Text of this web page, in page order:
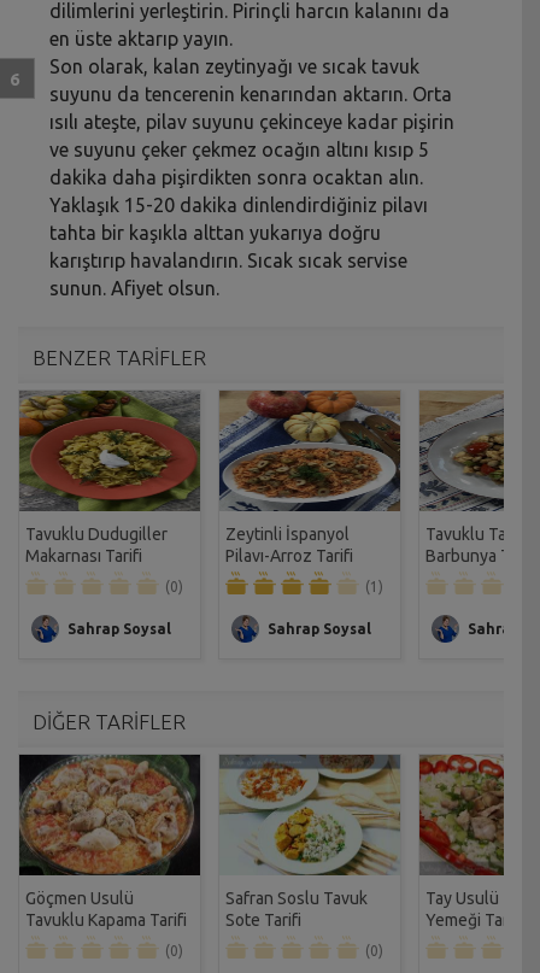
dilimlerini yerleştirin. Pirinçli harcın kalanını da
en üste aktarıp yayın.
Son olarak, kalan zeytinyağı ve sıcak tavuk
suyunu da tencerenin kenarından aktarın. Orta
ısılı ateşte, pilav suyunu çekinceye kadar pişirin
ve suyunu çeker çekmez ocağın altını kısıp 5
dakika daha pişirdikten sonra ocaktan alın.
Yaklaşık 15-20 dakika dinlendirdiğiniz pilavı
tahta bir kaşıkla alttan yukarıya doğru
karıştırıp havalandırın. Sıcak sıcak servise
sunun. Afiyet olsun.
BENZER TARİFLER
Tavuklu Dudugiller
Makarnası Tarifi
(0)
Sahrap Soysal
Zeytinli İspanyol
Pilavı-Arroz Tarifi
(1)
Sahrap Soysal
Tavuklu Taze
Barbunya Tarifi
Sahrap
DİĞER TARİFLER
Göçmen Usulü
Tavuklu Kapama Tarifi
(0)
Safran Soslu Tavuk
Sote Tarifi
(0)
Tay Usulü
Yemeği Tarifi